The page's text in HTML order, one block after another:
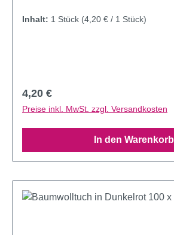
Inhalt: 1 Stück (4,20 € / 1 Stück)
Regulärer Preis:
4,20 €
Preise inkl. MwSt. zzgl. Versandkosten
In den Warenkorb